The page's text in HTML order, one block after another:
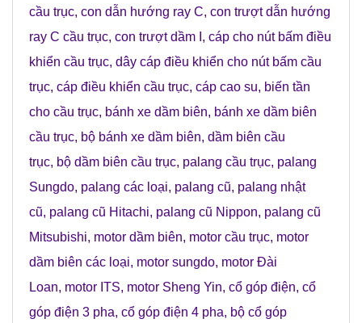
cầu trục, con dẫn hướng ray C, con trượt dẫn hướng
ray C cầu trục, con trượt dầm I , cáp cho nút bấm điều
khiển cầu trục, dây cáp điều khiển cho nút bấm cầu
trục, cáp điều khiển cầu trục, cáp cao su, biến tần
cho cầu trục, bánh xe dầm biên, bánh xe dầm biên
cầu trục, bộ bánh xe dầm biên, dầm biên cầu
trục, bộ dầm biên cầu trục, palang cầu trục, palang
Sungdo, palang các loại, palang cũ, palang nhật
cũ, palang cũ Hitachi, palang cũ Nippon, palang cũ
Mitsubishi, motor dầm biên, motor cầu trục, motor
dầm biên các loại, motor sungdo, motor Đài
Loan, motor ITS, motor Sheng Yin, cổ góp điện, cổ
góp điện 3 pha, cổ góp điện 4 pha, bộ cổ góp